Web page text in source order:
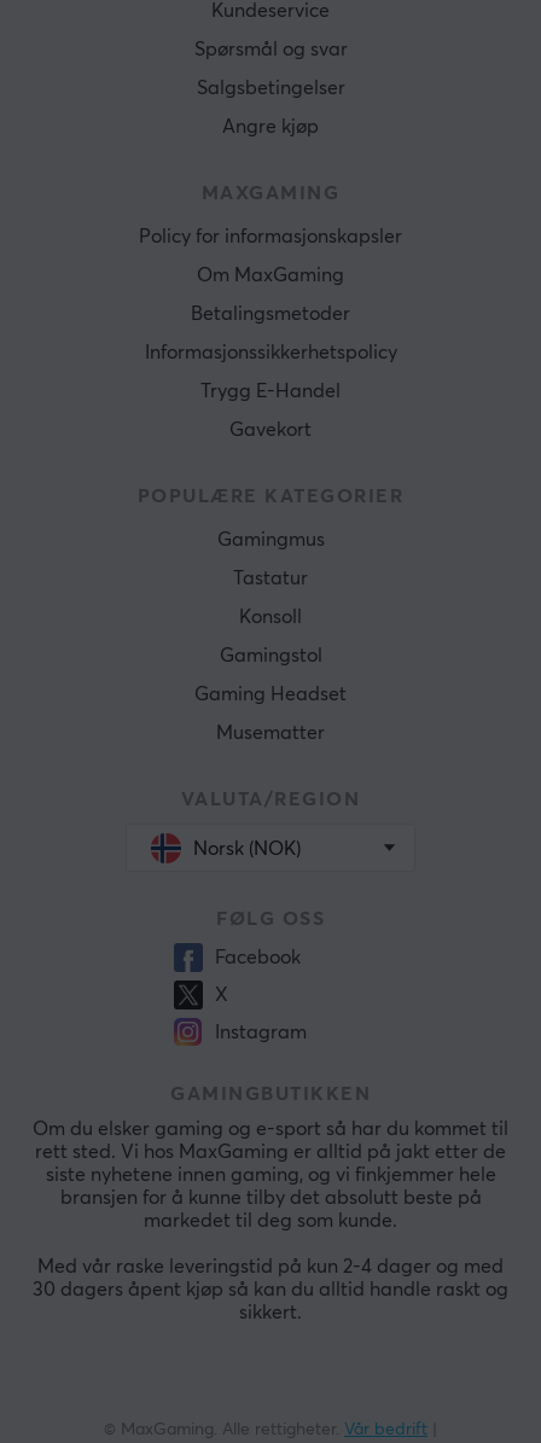
Kundeservice
Spørsmål og svar
Salgsbetingelser
Angre kjøp
MAXGAMING
Policy for informasjonskapsler
Om MaxGaming
Betalingsmetoder
Informasjonssikkerhetspolicy
Trygg E-Handel
Gavekort
POPULÆRE KATEGORIER
Gamingmus
Tastatur
Konsoll
Gamingstol
Gaming Headset
Musematter
VALUTA/REGION
Norsk (NOK)
FØLG OSS
Facebook
X
Instagram
GAMINGBUTIKKEN
Om du elsker gaming og e-sport så har du kommet til
rett sted. Vi hos MaxGaming er alltid på jakt etter de
siste nyhetene innen gaming, og vi finkjemmer hele
bransjen for å kunne tilby det absolutt beste på
markedet til deg som kunde.
Med vår raske leveringstid på kun 2-4 dager og med
30 dagers åpent kjøp så kan du alltid handle raskt og
sikkert.
© MaxGaming. Alle rettigheter. Vår bedrift